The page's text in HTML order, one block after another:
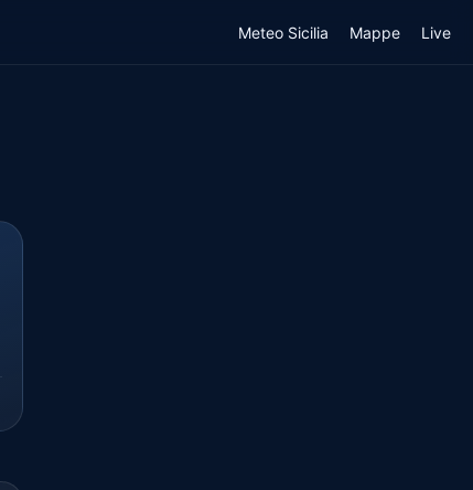
Meteo Sicilia Mappe Live